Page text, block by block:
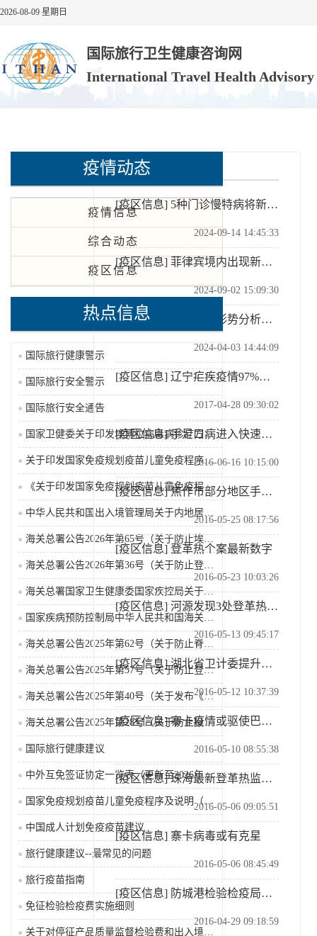
2026-08-09 星期日
国际旅行卫生健康咨询网
International Travel Health
疫情动态
疫情信息
综合动态
疫区信息
热点信息
国际旅行健康警示
国际旅行安全警示
国际旅行安全通告
国家卫健委关于印发埃博拉病毒病诊疗方案（2026年版...
关于印发国家免疫规划疫苗儿童免疫程序及说明（2026...
《关于印发国家免疫规划疫苗儿童免疫程序及说明（202...
海关总署国家卫生健康委国家疾控局关于发布《国境口岸传...
海关总署公告2025年第57号（关于防止登革热疫情传...
海关总署公告2025年第40号（关于发布《国境口岸传...
海关总署公告2025年第28号（关于防止猴痘疫情传入...
国际旅行健康建议
中外互免签证协定一览表（更新至2026年2月25日）
国家免疫规划疫苗儿童免疫程序及说明（2026年版）
中国成人计划免疫疫苗建议
旅行健康建议--最常见的问题
旅行疫苗指南
免征检验检疫费实施细则
疫区信息
[疫区信息] 5种门诊慢特病将新增纳入医保跨省直接结算
2024-09-14 14:45:33
[疫区信息] 菲律宾境内出现新增猴痘确诊病例驻菲使馆发布防范提醒
2024-09-02 15:09:30
[疫区信息] 公共卫生形势分析：苏丹冲突（2024-04-03）
2024-04-03 14:44:09
[疫区信息] 辽宁疟疾疫情97%来自非洲
2017-04-28 09:30:02
[疫区信息] 手足口病进入快速上升期甘肃省卫计委要求做好防控
2016-06-16 10:15:00
[疫区信息] 焦作市部分地区手足口病疫情上升
2016-05-25 08:17:56
[疫区信息] 登革热个案最新数字
2016-05-23 10:03:26
[疫区信息] 河源发现3处登革热高风险点
2016-05-13 09:45:17
[疫区信息] 湖北省卫计委提升手足口病预警级别
2016-05-12 10:37:39
[疫区信息] 寨卡疫情或驱使巴西加大贫困地区投入
2016-05-10 08:55:38
[疫区信息] 珠海最新登革热监测情况公布发现一处高风险点
2016-05-06 09:05:51
[疫区信息] 寨卡病毒或有克星
2016-05-06 08:45:49
[疫区信息] 防城港检验检疫局强化防控严防寨卡疫情传入
2016-04-29 09:18:59